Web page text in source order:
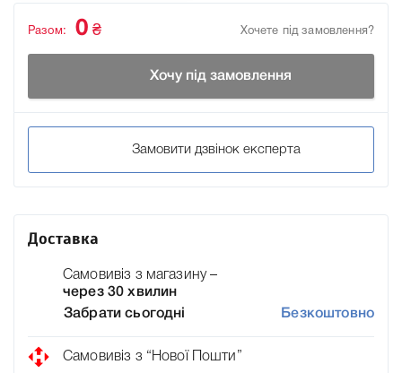
Хочете під замовлення?
Разом: 0 ₴
Хочу під замовлення
Замовити дзвінок експерта
Доставка
Самовивіз з магазину –
через 30 хвилин
Забрати сьогодні
Безкоштовно
Самовивіз з “Нової Пошти”